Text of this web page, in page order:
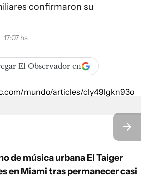
confirmaron su
17:07 hs
El Observador en
de música urbana El Taiger
en Miami tras permanecer casi